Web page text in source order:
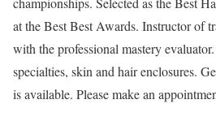
at the Best Best Awards. Instructor of
with the professional mastery
specialties, skin and hair enclosures.
is available. Please make an